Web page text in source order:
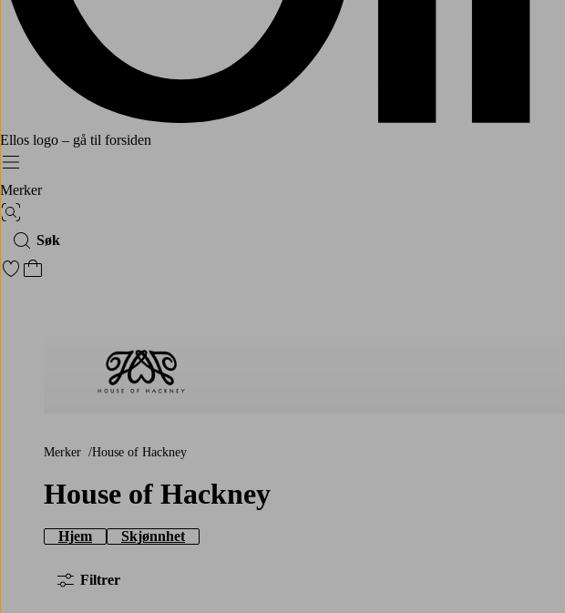
Ellos logo – gå til forsiden
Meny
Merker
Bildesøk
Søk
Gå til favorittmerkede produkter
Gå til handlekurven
Merker House of Hackney
House of Hackney
Hjem Skjønnhet
Filtrer